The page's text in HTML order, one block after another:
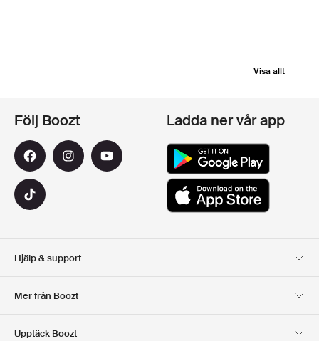
Visa allt
Hjälp & support
Mer från Boozt
Upptäck Boozt
Följ Boozt Ladda ner vår app